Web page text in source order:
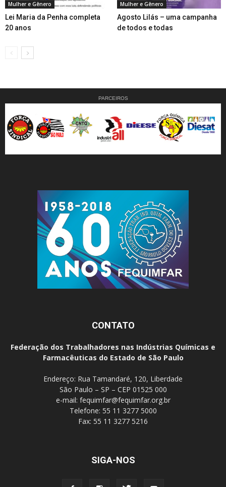
Mulher e Gênero
Lei Maria da Penha completa
20 anos
Mulher e Gênero
Agosto Lilás – uma campanha
de todos e todas
PARCEIROS
CONTATO
Federação dos Trabalhadores nas Indústrias Químicas e
Farmacêuticas do Estado de São Paulo
Endereço: Rua Tamandaré, 120, Liberdade
São Paulo – SP – CEP 01525 000
e-mail: fequimfar@fequimfar.org.br
Telefone: 55 11 3277 5000
Fax: 55 11 3277 5216
SIGA-NOS